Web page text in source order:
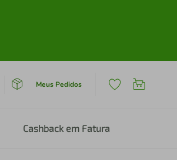
Meus Pedidos
Cashback em Fatura